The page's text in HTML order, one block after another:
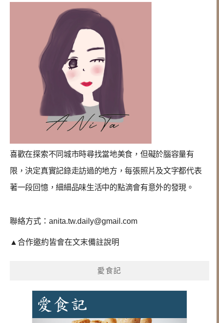
喜歡在探索不同城市時尋找當地美食，但礙於腦容量有
限，決定真實記錄走訪過的地方，每張照片及文字都代表
著一段回憶，細細品味生活中的點滴會有意外的發現 。
聯絡方式： anita.tw.daily@gmail.com
▲合作邀約皆會在文末備註說明
愛食記